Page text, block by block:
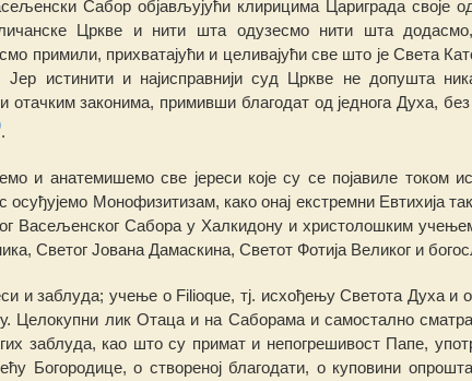
Сабор објављујући клирицима Цариграда своје
Цркве и нити шта одузесмо нити шта
примили, прихватајући и целивајући све што је Света
истинити и најисправнији суд Цркве не допушта н
отачким законима, примивши благодат од једнога Духа,
.
и анатемишемо све јереси које су се појавиле током
осуђујемо Монофизитизам, какоонај екстремни Евтихија
Васељенског Сабора у Халкидону и христолошким
Светог Јована Дамаскина, Светот Фотија Великог и
и заблуда; учење о Filioque, тј. исхођењу Светота Духа и
Целокупни лик Отаца и на Саборама и самостално
гих заблуда, као што су примати непогрешивост Папе,
Богородице, о створеној благодати, о куповини